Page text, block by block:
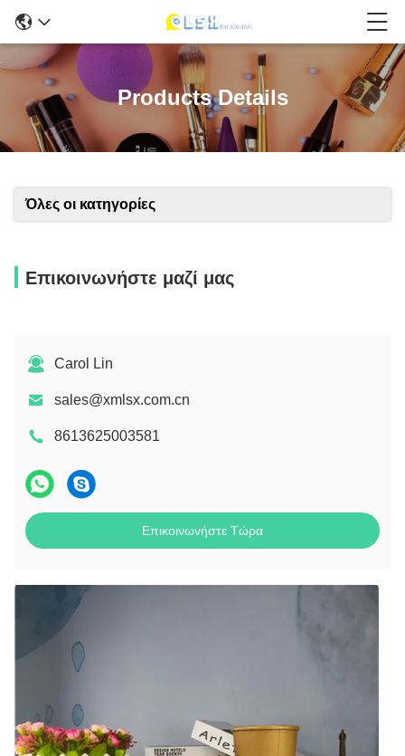
Products Details
Όλες οι κατηγορίες
Επικοινωνήστε μαζί μας
Carol Lin
sales@xmlsx.com.cn
8613625003581
Επικοινωνήστε Τώρα